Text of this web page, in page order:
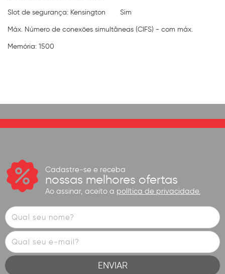
Slot de segurança: Kensington
Sim
Máx. Número de conexões simultâneas (CIFS) - com máx.
Memória: 1500
Cadastre-se e receba
nossas melhores ofertas
Ao assinar, aceito a política de privacidade.